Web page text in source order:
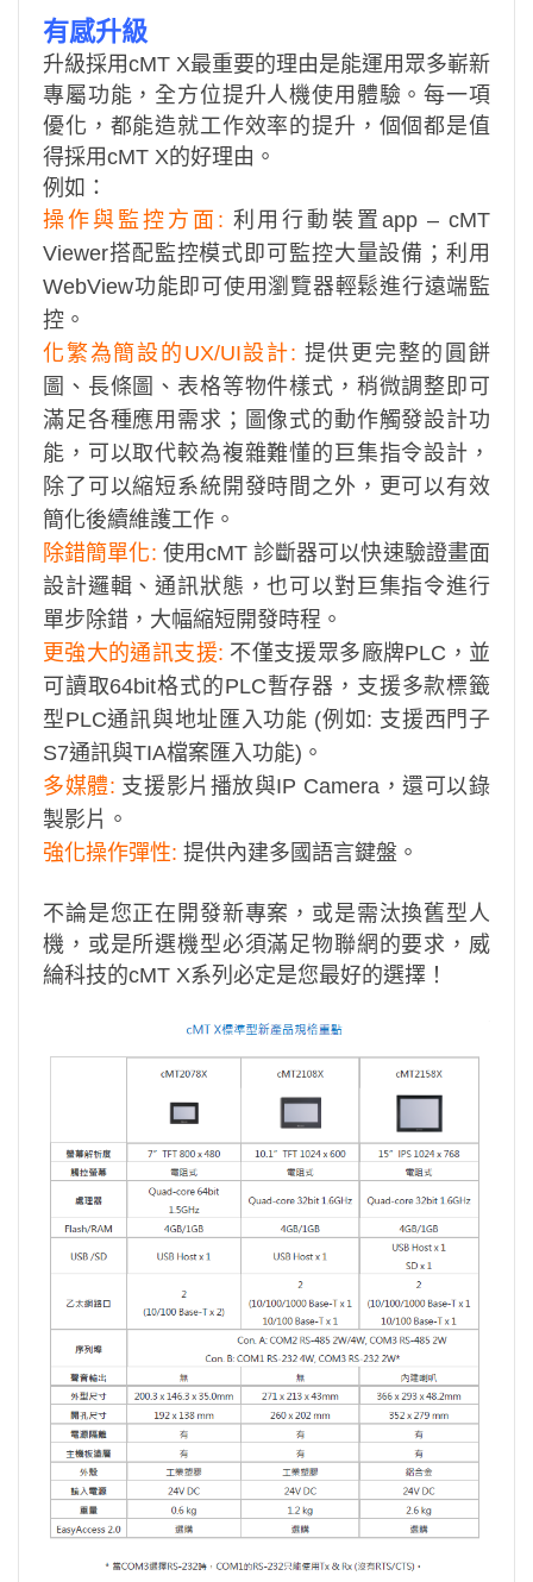
有感升級
升級採⽤cMT X最重要的理由是能運⽤眾多嶄新
專屬功能，全⽅位提升⼈機使⽤體驗。每⼀項
優化，都能造就⼯作效率的提升，個個都是值
得採⽤cMT X的好理由。
例如：
操作與監控⽅⾯: 利⽤⾏動裝置app – cMT
Viewer搭配監控模式即可監控⼤量設備；利⽤
WebView功能即可使⽤瀏覽器輕鬆進⾏遠端監
控。
化繁為簡設的UX/UI設計: 提供更完整的圓餅
圖、⻑條圖、表格等物件樣式，稍微調整即可
滿⾜各種應⽤需求；圖像式的動作觸發設計功
能，可以取代較為複雜難懂的巨集指令設計，
除了可以縮短系統開發時間之外，更可以有效
簡化後續維護⼯作。
除錯簡單化: 使⽤cMT 診斷器可以快速驗證畫⾯
設計邏輯、通訊狀態，也可以對巨集指令進⾏
單步除錯，⼤幅縮短開發時程。
更強⼤的通訊⽀援: 不僅⽀援眾多廠牌PLC，並
可讀取64bit格式的PLC暫存器，⽀援多款標籤
型PLC通訊與地址匯入功能 (例如: ⽀援⻄⾨⼦
S7通訊與TIA檔案匯入功能)。
多媒體: ⽀援影片播放與IP Camera，還可以錄
製影片。
強化操作彈性: 提供內建多國語⾔鍵盤。
不論是您正在開發新專案，或是需汰換舊型⼈
機，或是所選機型必須滿⾜物聯網的要求，威
綸科技的cMT X系列必定是您最好的選擇！